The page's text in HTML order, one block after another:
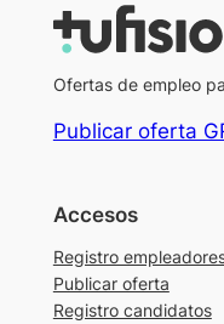
Ofertas de empleo
Publicar oferta
Accesos
Registro
Publicar oferta
Registro candidatos